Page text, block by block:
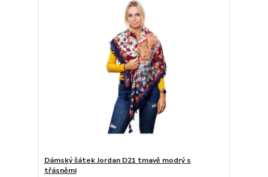
Dámský šátek Jordan D21 tmavě modrý s
třásněmi